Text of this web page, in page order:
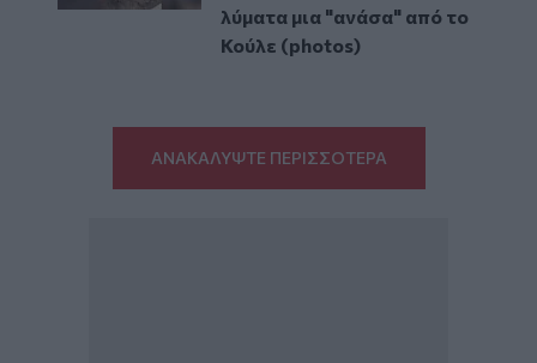
λύματα μια "ανάσα" από το
Κούλε (photos)
ΑΝΑΚΑΛΥΨΤΕ ΠΕΡΙΣΣΟΤΕΡΑ